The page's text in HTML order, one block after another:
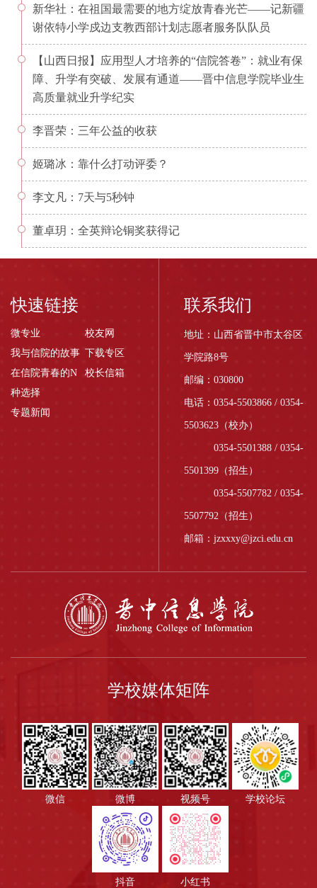
新华社：在祖国最需要的地方绽放青春光芒——记新疆
谢依特小学戍边支教西部计划志愿者服务队队员
【山西日报】应用型人才培养的“信院答卷”：就业有保
障、升学有突破、发展有通道——晋中信息学院毕业生
高质量就业升学纪实
李晋荣：三年公益的收获
姬璐冰：靠什么打动评委？
李文凡：7天与5秒钟
董卓玥：全英辩论铜奖获得记
快速链接
微专业
校友网
我与信院的故事 下载专区
在信院青春的N
种选择
校长信箱
专题新闻
联系我们
地址：山西省晋中市太谷区
学院路8号
邮编：030800
电话：0354-5503866 / 0354-
5503623（校办）
0354-5501388 / 0354-
5501399（招生）
0354-5507782 / 0354-
5507792（招生）
邮箱：jzxxxy@jzci.edu.cn
学校媒体矩阵
微信 微博 视频号 学校论坛
抖音 小红书